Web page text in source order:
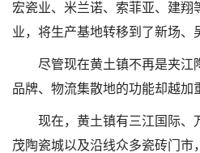
宏瓷业、米兰诺、索菲亚、建翔
业，将生产基地转移到了新场、
尽管现在黄土镇不再是夹江
品牌、物流集散地的功能却越加
现在，黄土镇有三江国际、
茂陶瓷城以及沿线众多瓷砖门市